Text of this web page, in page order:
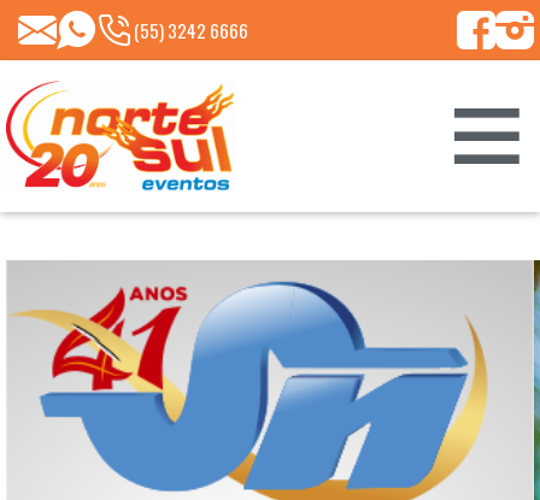
NORTESUL@NORTESULEVENTOS.COM.BR
99661-
8213
(55) 3242 6666